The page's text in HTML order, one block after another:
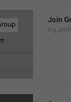
Join